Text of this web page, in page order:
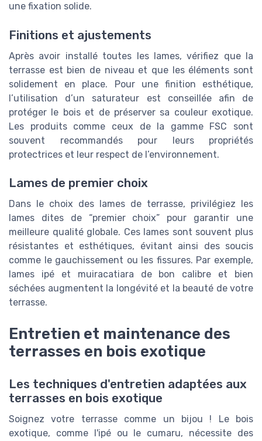
une fixation solide.
Finitions et ajustements
Après avoir installé toutes les lames, vérifiez que la
terrasse est bien de niveau et que les éléments sont
solidement en place. Pour une finition esthétique,
l’utilisation d’un saturateur est conseillée afin de
protéger le bois et de préserver sa couleur exotique.
Les produits comme ceux de la gamme FSC sont
souvent recommandés pour leurs propriétés
protectrices et leur respect de l’environnement.
Lames de premier choix
Dans le choix des lames de terrasse, privilégiez les
lames dites de “premier choix” pour garantir une
meilleure qualité globale. Ces lames sont souvent plus
résistantes et esthétiques, évitant ainsi des soucis
comme le gauchissement ou les fissures. Par exemple,
lames ipé et muiracatiara de bon calibre et bien
séchées augmentent la longévité et la beauté de votre
terrasse.
Entretien et maintenance des
terrasses en bois exotique
Les techniques d'entretien adaptées aux
terrasses en bois exotique
Soignez votre terrasse comme un bijou ! Le bois
exotique, comme l'ipé ou le cumaru, nécessite des